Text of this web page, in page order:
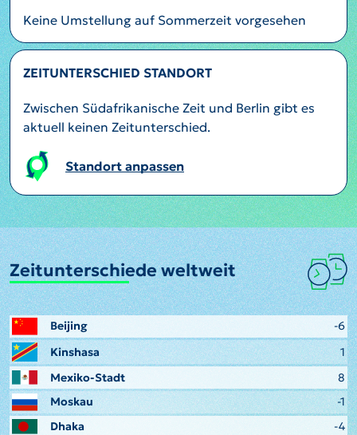
Keine Umstellung auf Sommerzeit vorgesehen
ZEITUNTERSCHIED STANDORT
Zwischen Südafrikanische Zeit und Berlin gibt es
aktuell keinen Zeitunterschied.
Standort anpassen
Zeitunterschiede weltweit
Beijing
-6
Kinshasa
1
Mexiko-Stadt
8
Moskau
-1
Dhaka
-4